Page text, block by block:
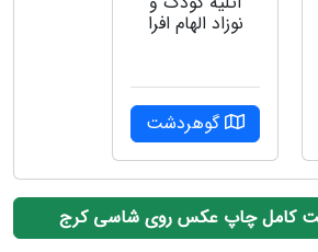
نوزاد الهام افرا
گوهردشت
کامل چاپ عکس روی شاسی کرج